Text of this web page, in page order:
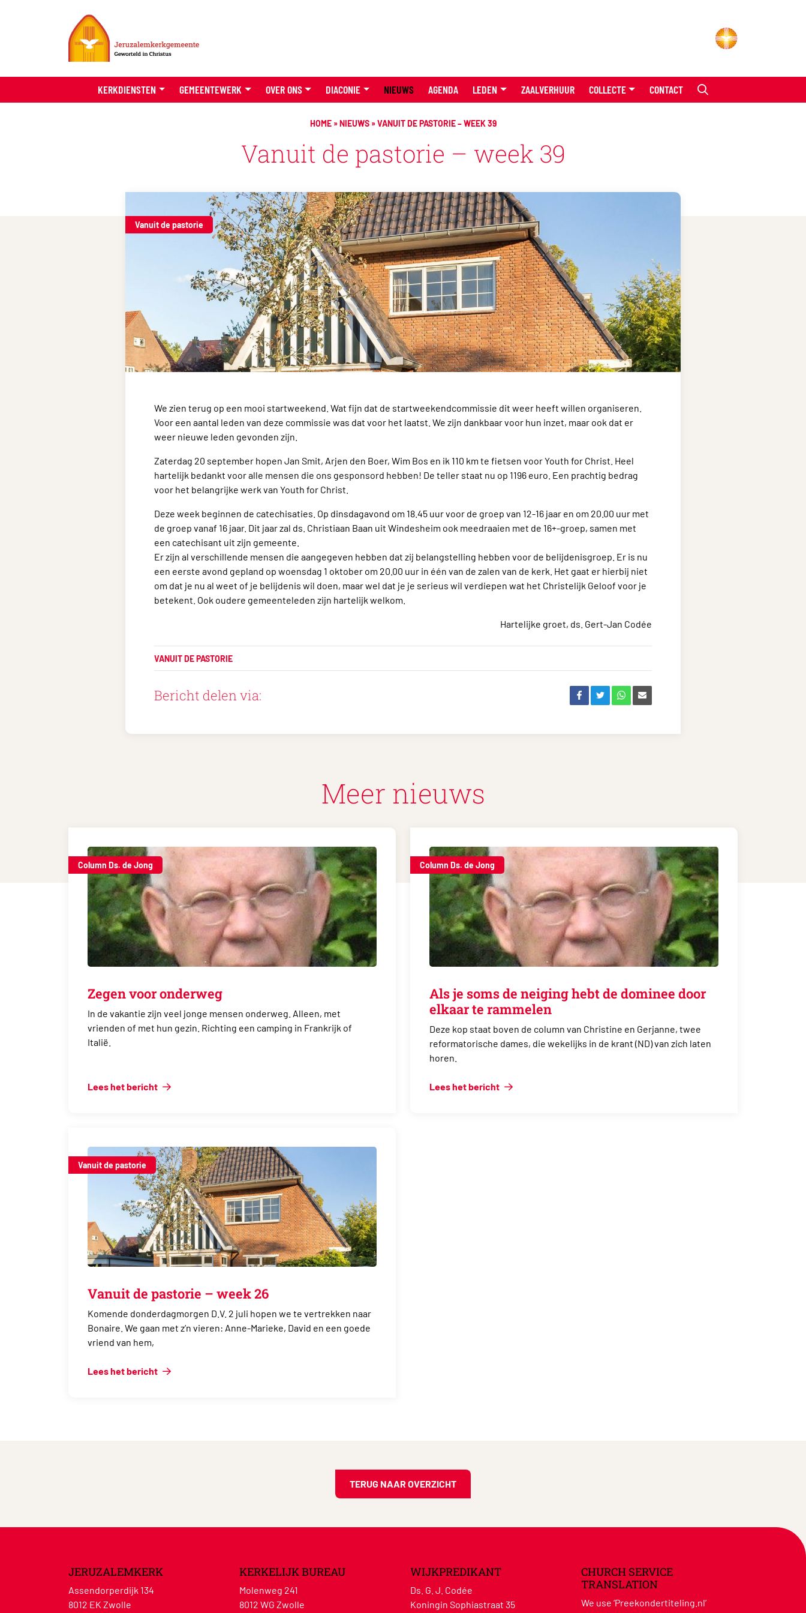
KERKDIENSTEN GEMEENTEWERK OVER ONS DIACONIE NIEUWS AGENDA LEDEN ZAALVERHUUR COLLECTE CONTACT
HOME»NIEUWS»VANUIT DE PASTORIE – WEEK 39
Vanuit de pastorie – week 39
Vanuit de pastorie
We zien terug op een mooi startweekend. Wat fijn dat de startweekendcommissie dit weer heeft willen organiseren.
Voor een aantal leden van deze commissie was dat voor het laatst. We zijn dankbaar voor hun inzet, maar ook dat er
weer nieuwe leden gevonden zijn.
Zaterdag 20 september hopen Jan Smit, Arjen den Boer, Wim Bos en ik 110 km te fietsen voor Youth for Christ. Heel
hartelijk bedankt voor alle mensen die ons gesponsord hebben! De teller staat nu op 1196 euro. Een prachtig bedrag
voor het belangrijke werk van Youth for Christ.
Deze week beginnen de catechisaties. Op dinsdagavond om 18.45 uur voor de groep van 12-16 jaar en om 20.00 uur met
de groep vanaf 16 jaar. Dit jaar zal ds. Christiaan Baan uit Windesheim ook meedraaien met de 16+-groep, samen met
een catechisant uit zijn gemeente.
Er zijn al verschillende mensen die aangegeven hebben dat zij belangstelling hebben voor de belijdenisgroep. Er is nu
een eerste avond gepland op woensdag 1 oktober om 20.00 uur in één van de zalen van de kerk. Het gaat er hierbij niet
om dat je nu al weet of je belijdenis wil doen, maar wel dat je je serieus wil verdiepen wat het Christelijk Geloof voor je
betekent. Ook oudere gemeenteleden zijn hartelijk welkom.
Hartelijke groet, ds. Gert-Jan Codée
VANUIT DE PASTORIE
Bericht delen via:
Meer nieuws
Column Ds. de Jong
Zegen voor onderweg
In de vakantie zijn veel jonge mensen onderweg. Alleen, met
vrienden of met hun gezin. Richting een camping in Frankrijk of
Italië.
Lees het bericht
Column Ds. de Jong
Als je soms de neiging hebt de dominee door
elkaar te rammelen
Deze kop staat boven de column van Christine en Gerjanne, twee
reformatorische dames, die wekelijks in de krant (ND) van zich laten
horen.
Lees het bericht
Vanuit de pastorie
Vanuit de pastorie – week 26
Komende donderdagmorgen D.V. 2 juli hopen we te vertrekken naar
Bonaire. We gaan met z’n vieren: Anne-Marieke, David en een goede
vriend van hem,
Lees het bericht
TERUG NAAR OVERZICHT
JERUZALEMKERK
Assendorperdijk 134
8012 EK Zwolle
KERKELIJK BUREAU
Molenweg 241
8012 WG Zwolle
WIJKPREDIKANT
Ds. G. J. Codée
Koningin Sophiastraat 35
CHURCH SERVICE
TRANSLATION
We use ‘Preekondertiteling.nl’